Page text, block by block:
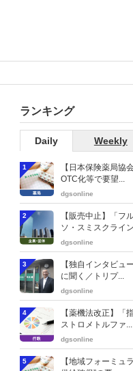
ランキング
Daily Weekly
1
【日本保険薬局協
OTC化等で要望...
dgsonline
2
【販売中止】「フ
ソ・スミスクライ
dgsonline
3
【独自インタビュ
に聞く／トリプ...
dgsonline
4
【薬機法改正】「
ストロメトルファ...
dgsonline
5
【地域フォーミュ